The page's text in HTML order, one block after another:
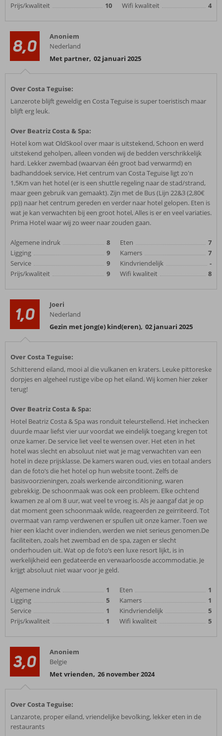
Prijs/kwaliteit
10
Wifi kwaliteit
4
8,0
Anoniem
Nederland
Met partner, 02 januari 2025
Over Costa Teguise:
Lanzerote blijft geweldig en Costa Teguise is super toeristisch maar
blijft erg leuk.
Over Beatriz Costa & Spa:
Hotel kom wat OldSkool over maar is uitstekend, Schoon en werd
uitstekend geholpen, alleen vonden wij de bedden verschrikkelijk
hard. Lekker zwembad (waarvan één groot bad verwarmd) en
badhanddoek service, Het centrum van Costa Teguise ligt zo'n
1,5Km van het hotel (er is een shuttle regeling naar de stad/strand,
maar geen gebruik van gemaakt). Zijn met de Bus (Lijn 22&3 (2,80€
pp)) naar het centrum gereden en verder naar hotel gelopen. Eten is
wat je kan verwachten bij een groot hotel, Alles is er en veel variaties.
Prima Hotel waar wij zo weer naar zouden gaan.
Algemene indruk
8
Ligging
9
Service
9
Prijs/kwaliteit
9
Eten
7
Kamers
7
Kindvriendelijk
-
Wifi kwaliteit
8
1,0
Joeri
Nederland
Gezin met jong(e) kind(eren), 02 januari 2025
Over Costa Teguise:
Schitterend eiland, mooi al die vulkanen en kraters. Leuke pittoreske
dorpjes en algeheel rustige vibe op het eiland. Wij komen hier zeker
terug!
Over Beatriz Costa & Spa:
Hotel Beatriz Costa & Spa was ronduit teleurstellend. Het inchecken
duurde maar liefst vier uur voordat we eindelijk toegang kregen tot
onze kamer. De service liet veel te wensen over. Het eten in het
hotel was slecht en absoluut niet wat je mag verwachten van een
hotel in deze prijsklasse. De kamers waren oud, vies en totaal anders
dan de foto’s die het hotel op hun website toont. Zelfs de
basisvoorzieningen, zoals werkende airconditioning, waren
gebrekkig. De schoonmaak was ook een probleem. Elke ochtend
kwamen ze al om 8 uur, wat veel te vroeg is. Als je aangaf dat je op
dat moment geen schoonmaak wilde, reageerden ze geïrriteerd. Tot
overmaat van ramp verdwenen er spullen uit onze kamer. Toen we
hier een klacht over indienden, werden we niet serieus genomen.De
faciliteiten, zoals het zwembad en de spa, zagen er slecht
onderhouden uit. Wat op de foto’s een luxe resort lijkt, is in
werkelijkheid een gedateerde en verwaarloosde accommodatie. Je
krijgt absoluut niet waar voor je geld.
Algemene indruk
1
Ligging
5
Service
1
Prijs/kwaliteit
1
Eten
1
Kamers
1
Kindvriendelijk
5
Wifi kwaliteit
5
3,0
Anoniem
Belgie
Met vrienden, 26 november 2024
Over Costa Teguise:
Lanzarote, proper eiland, vriendelijke bevolking, lekker eten in de
restaurants